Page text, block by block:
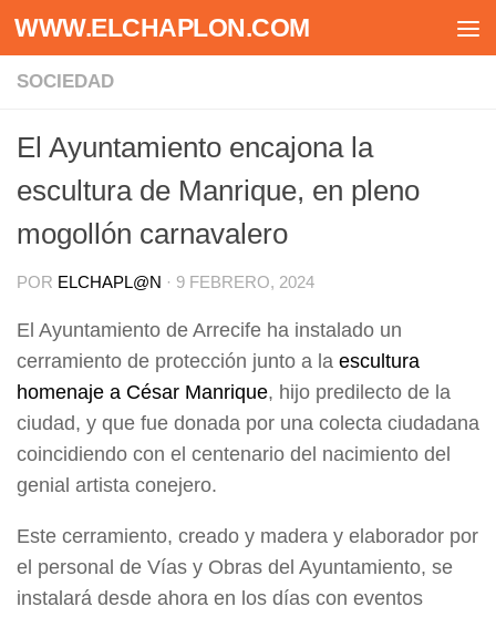
Saltar al contenido
WWW.ELCHAPLON.COM
SOCIEDAD
El Ayuntamiento encajona la
escultura de Manrique, en pleno
mogollón carnavalero
POR ELCHAPL@N · 9 FEBRERO, 2024
El Ayuntamiento de Arrecife ha instalado un
cerramiento de protección junto a la escultura
homenaje a César Manrique, hijo predilecto de la
ciudad, y que fue donada por una colecta ciudadana
coincidiendo con el centenario del nacimiento del
genial artista conejero.
Este cerramiento, creado y madera y elaborador por
el personal de Vías y Obras del Ayuntamiento, se
instalará desde ahora en los días con eventos